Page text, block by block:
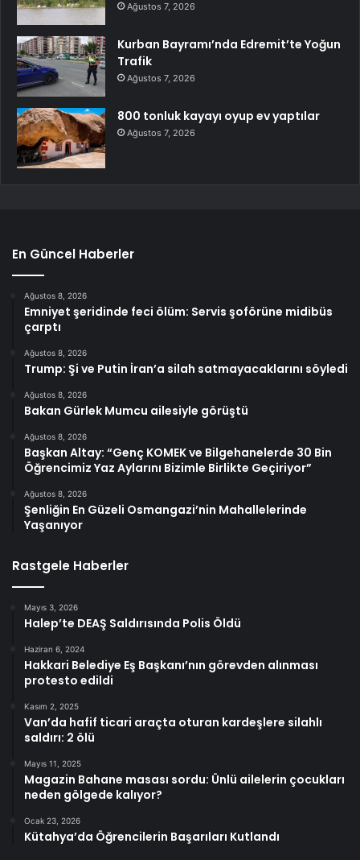
Ağustos 7, 2026
Kurban Bayramı’nda Edremit’te Yoğun
Trafik
Ağustos 7, 2026
800 tonluk kayayı oyup ev yaptılar
Ağustos 7, 2026
En Güncel Haberler
Ağustos 8, 2026
Emniyet şeridinde feci ölüm: Servis şoförüne midibüs
çarptı
Ağustos 8, 2026
Trump: Şi ve Putin İran’a silah satmayacaklarını söyledi
Ağustos 8, 2026
Bakan Gürlek Mumcu ailesiyle görüştü
Ağustos 8, 2026
Başkan Altay: “Genç KOMEK ve Bilgehanelerde 30 Bin
Öğrencimiz Yaz Aylarını Bizimle Birlikte Geçiriyor”
Ağustos 8, 2026
Şenliğin En Güzeli Osmangazi’nin Mahallelerinde
Yaşanıyor
Rastgele Haberler
Mayıs 3, 2026
Halep’te DEAŞ Saldırısında Polis Öldü
Haziran 6, 2024
Hakkari Belediye Eş Başkanı’nın görevden alınması
protesto edildi
Kasım 2, 2025
Van’da hafif ticari araçta oturan kardeşlere silahlı
saldırı: 2 ölü
Mayıs 11, 2025
Magazin Bahane masası sordu: Ünlü ailelerin çocukları
neden gölgede kalıyor?
Ocak 23, 2026
Kütahya’da Öğrencilerin Başarıları Kutlandı